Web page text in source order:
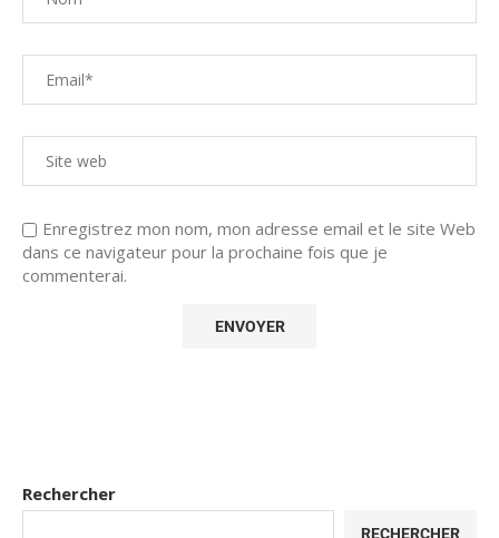
Enregistrez mon nom, mon adresse email et le site Web
dans ce navigateur pour la prochaine fois que je
commenterai.
Rechercher
RECHERCHER